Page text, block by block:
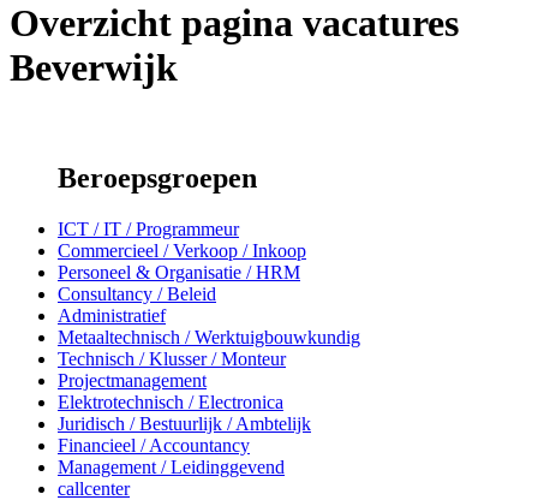
Overzicht pagina vacatures
Beverwijk
Beroepsgroepen
ICT / IT / Programmeur
Commercieel / Verkoop / Inkoop
Personeel & Organisatie / HRM
Consultancy / Beleid
Administratief
Metaaltechnisch / Werktuigbouwkundig
Technisch / Klusser / Monteur
Projectmanagement
Elektrotechnisch / Electronica
Juridisch / Bestuurlijk / Ambtelijk
Financieel / Accountancy
Management / Leidinggevend
callcenter